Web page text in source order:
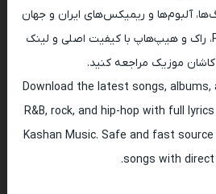
آلبوم‌ها و ریمیکس‌های ایران و جهان
در سبک‌های پاپ، رپ، R&B، راک و هیپ‌هاپ با کیفیت اصلی و لینک
موزیک مراجعه کنید.
Download the latest songs, albums,
R&B, rock, and hip-hop with full
Kashan Music. Safe and fast
songs with direct